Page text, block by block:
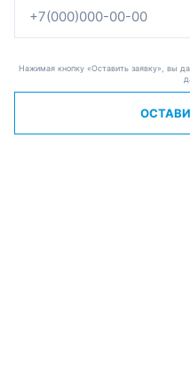
Нажимая кнопку «Оставить заявку», вы